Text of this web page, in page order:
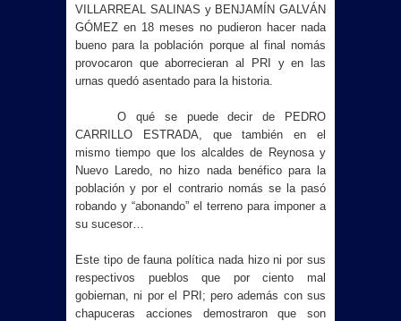
VILLARREAL SALINAS y BENJAMÍN GALVÁN
GÓMEZ en 18 meses no pudieron hacer nada
bueno para la población porque al final nomás
provocaron que aborrecieran al PRI y en las
urnas quedó asentado para la historia.
O qué se puede decir de PEDRO
CARRILLO ESTRADA, que también en el
mismo tiempo que los alcaldes de Reynosa y
Nuevo Laredo, no hizo nada benéfico para la
población y por el contrario nomás se la pasó
robando y “abonando” el terreno para imponer a
su sucesor…
Este tipo de fauna política nada hizo ni por sus
respectivos pueblos que por ciento mal
gobiernan, ni por el PRI; pero además con sus
chapuceras acciones demostraron que son